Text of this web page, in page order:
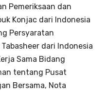
Pemeriksaan dan
Konjac dari Indonesia
Persyaratan
dari Indonesia
Sama Bidang
tentang Pusat
Bersama, Nota